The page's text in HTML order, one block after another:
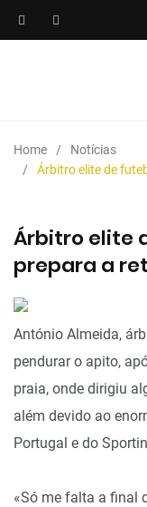
Home
Notícias
Árbitro elite de
Árbitro elite
prepara a
António Almeida,
pendurar o apito,
praia, onde dirigiu
além devido ao
Portugal e do
«Só me falta a final